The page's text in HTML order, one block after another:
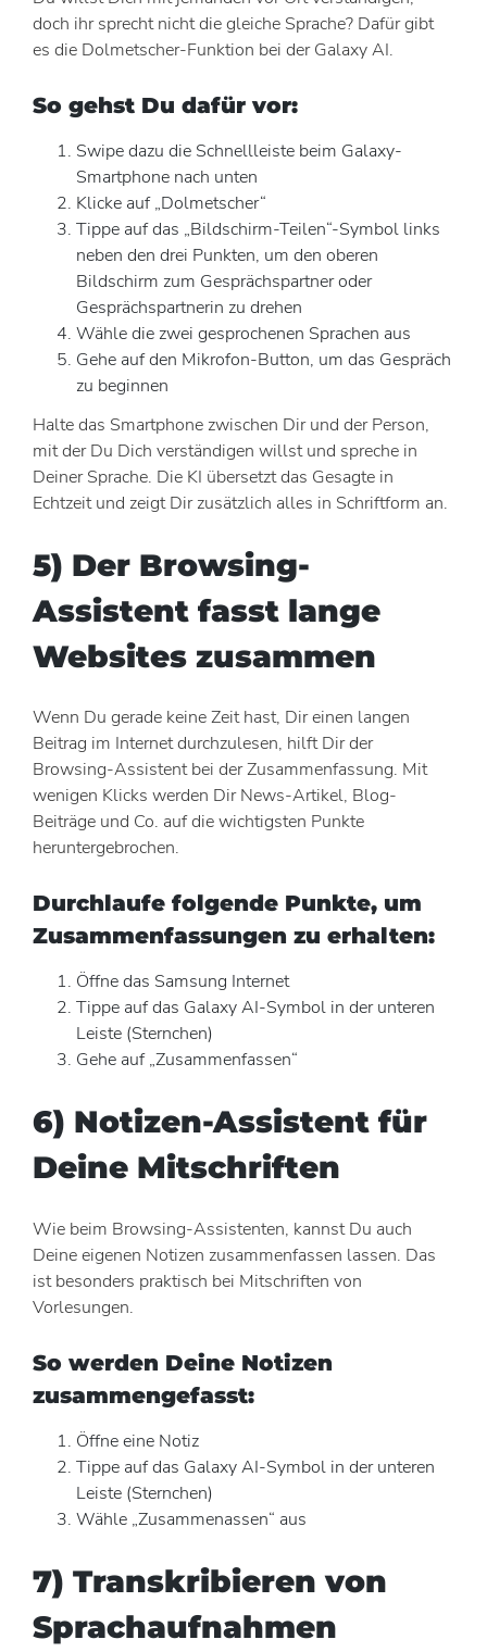
doch ihr sprecht nicht die gleiche Sprache? Dafür gibt
es die Dolmetscher-Funktion bei der Galaxy AI.
So gehst Du dafür vor:
Swipe dazu die Schnellleiste beim Galaxy-
Smartphone nach unten
Klicke auf „Dolmetscher“
Tippe auf das „Bildschirm-Teilen“-Symbol links
neben den drei Punkten, um den oberen
Bildschirm zum Gesprächspartner oder
Gesprächspartnerin zu drehen
Wähle die zwei gesprochenen Sprachen aus
Gehe auf den Mikrofon-Button, um das Gespräch
zu beginnen
Halte das Smartphone zwischen Dir und der Person,
mit der Du Dich verständigen willst und spreche in
Deiner Sprache. Die KI übersetzt das Gesagte in
Echtzeit und zeigt Dir zusätzlich alles in Schriftform an.
5) Der Browsing-
Assistent fasst lange
Websites zusammen
Wenn Du gerade keine Zeit hast, Dir einen langen
Beitrag im Internet durchzulesen, hilft Dir der
Browsing-Assistent bei der Zusammenfassung. Mit
wenigen Klicks werden Dir News-Artikel, Blog-
Beiträge und Co. auf die wichtigsten Punkte
heruntergebrochen.
Durchlaufe folgende Punkte, um
Zusammenfassungen zu erhalten:
Öffne das Samsung Internet
Tippe auf das Galaxy AI-Symbol in der unteren
Leiste (Sternchen)
Gehe auf „Zusammenfassen“
6) Notizen-Assistent für
Deine Mitschriften
Wie beim Browsing-Assistenten, kannst Du auch
Deine eigenen Notizen zusammenfassen lassen. Das
ist besonders praktisch bei Mitschriften von
Vorlesungen.
So werden Deine Notizen
zusammengefasst:
Öffne eine Notiz
Tippe auf das Galaxy AI-Symbol in der unteren
Leiste (Sternchen)
Wähle „Zusammenassen“ aus
7) Transkribieren von
Sprachaufnahmen